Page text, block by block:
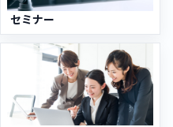
セミナー